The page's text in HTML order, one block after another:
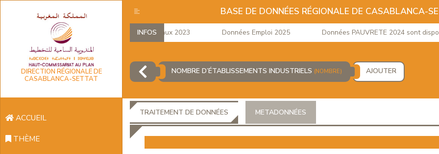
DIRECTION RÉGIONALE DE
CASABLANCA-SETTAT
ACCUEIL
THÈME
BASE DE DONNÉES RÉGIONALE DE CASABLANCA-
INFOS
Comptes régionaux 2023 Données Emploi 2025 Données PAUVRETE 2024 sont
NOMBRE D’ÉTABLISSEMENTS INDUSTRIELS (NOMBRE) AJOUTER
TRAITEMENT DE DONNÉES METADONNÉES